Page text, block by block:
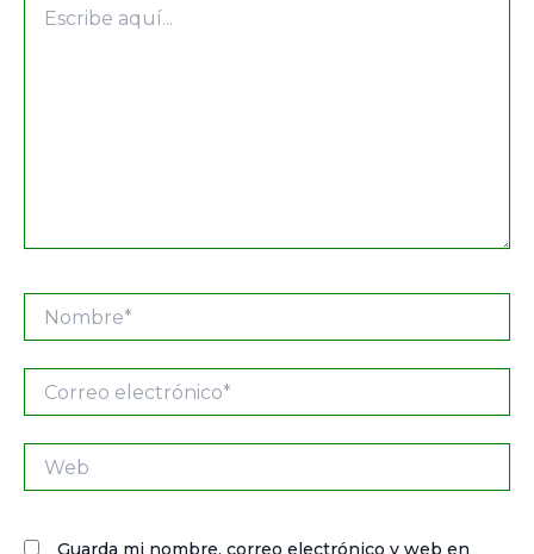
aquí...
Nombre*
electrónico*
Guarda mi nombre, correo electrónico y web en